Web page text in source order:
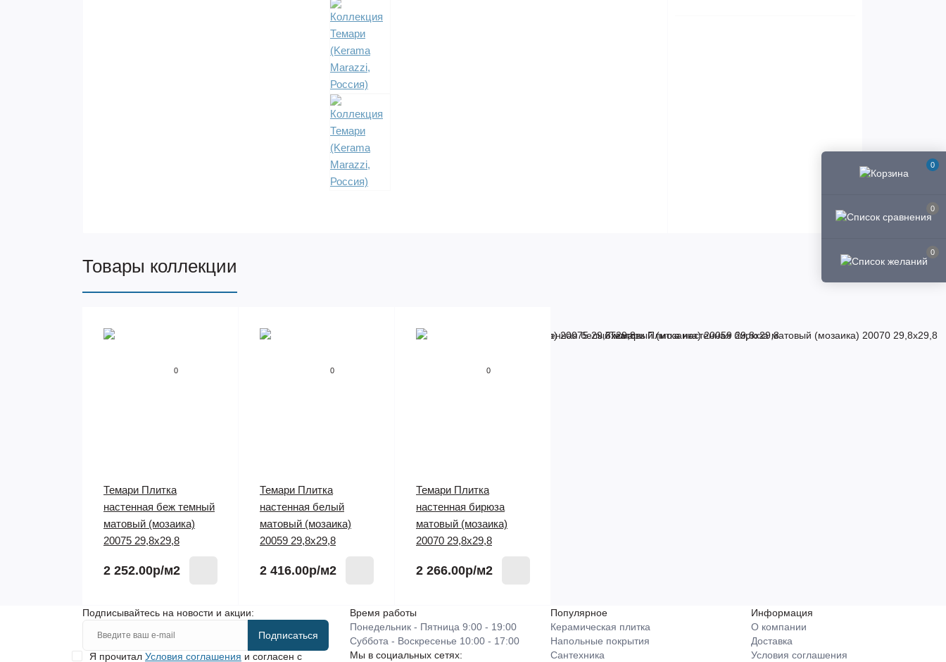
0
0
0
Товары коллекции
0
Темари Плитка
настенная беж темный
матовый (мозаика)
20075 29,8х29,8
2 252.00р/м2
0
Темари Плитка
настенная белый
матовый (мозаика)
20059 29,8х29,8
2 416.00р/м2
0
Темари Плитка
настенная бирюза
матовый (мозаика)
20070 29,8х29,8
2 266.00р/м2
Подписывайтесь на новости и акции:
Подписаться
Я прочитал Условия соглашения и согласен с
Время работы
Понедельник - Пятница 9:00 - 19:00
Суббота - Воскресенье 10:00 - 17:00
Мы в социальных сетях:
Популярное
Керамическая плитка
Напольные покрытия
Сантехника
Информация
О компании
Доставка
Условия соглашения